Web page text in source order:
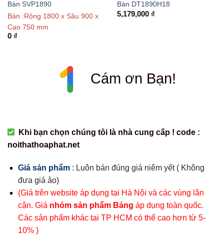
Bàn SVP1890
Bàn :Rộng 1800 x Sâu 900 x
Cao 750 mm
0 ₫
Bàn DT1890H18
5,179,000 ₫
Cám ơn Bạn!
Khi bạn chọn chúng tôi là nhà cung cấp ! code :
noithathoaphat.net
Giá sản phẩm: Luôn bán đúng giá niêm yết ( Không
đưa giá ảo)
(Giá trên website áp dụng tại Hà Nội và các vùng lân
cận. Giá nhóm sản phẩm Bảng áp dụng toàn quốc.
Các sản phẩm khác tại TP HCM có thể cao hơn từ 5-
10% )